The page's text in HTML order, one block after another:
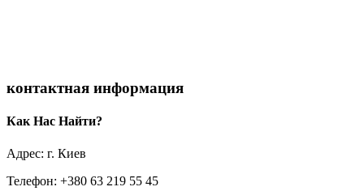
контактная информация
Как Нас Найти?
Адрес: г. Киев
Телефон: +380 63 219 55 45